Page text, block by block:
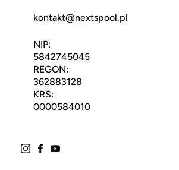
kontakt@nextspool.pl
NIP:
5842745045
REGON:
362883128
KRS:
0000584010